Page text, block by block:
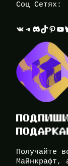
Соц Сетях:
ВКонтакте Telegram Discord TikTok Pinterest YouTube
Получайте
Майнкрафт,